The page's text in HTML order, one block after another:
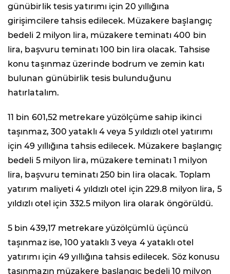
günübirlik tesis yatırımı için 20 yıllığına
girişimcilere tahsis edilecek. Müzakere başlangıç
bedeli 2 milyon lira, müzakere teminatı 400 bin
lira, başvuru teminatı 100 bin lira olacak. Tahsise
konu taşınmaz üzerinde bodrum ve zemin katı
bulunan günübirlik tesis bulunduğunu
hatırlatalım.
11 bin 601,52 metrekare yüzölçüme sahip ikinci
taşınmaz, 300 yataklı 4 veya 5 yıldızlı otel yatırımı
için 49 yıllığına tahsis edilecek. Müzakere başlangıç
bedeli 5 milyon lira, müzakere teminatı 1 milyon
lira, başvuru teminatı 250 bin lira olacak. Toplam
yatırım maliyeti 4 yıldızlı otel için 229.8 milyon lira, 5
yıldızlı otel için 332.5 milyon lira olarak öngörüldü.
5 bin 439,17 metrekare yüzölçümlü üçüncü
taşınmaz ise, 100 yataklı 3 veya 4 yataklı otel
yatırımı için 49 yıllığına tahsis edilecek. Söz konusu
taşınmazın müzakere başlangıç bedeli 10 milyon